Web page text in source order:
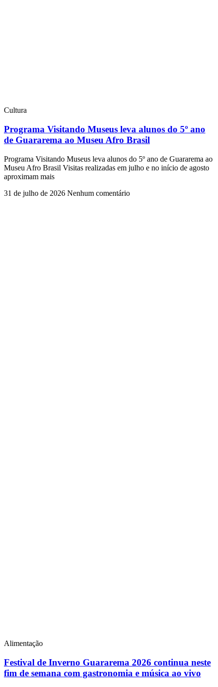
Cultura
Programa Visitando Museus leva alunos do 5º ano
de Guararema ao Museu Afro Brasil
Programa Visitando Museus leva alunos do 5º ano de Guararema ao
Museu Afro Brasil Visitas realizadas em julho e no início de agosto
aproximam mais
31 de julho de 2026 Nenhum comentário
Alimentação
Festival de Inverno Guararema 2026 continua neste
fim de semana com gastronomia e música ao vivo